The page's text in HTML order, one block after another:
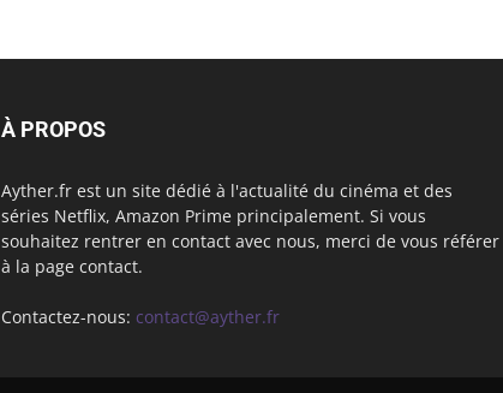
À PROPOS
Ayther.fr est un site dédié à l'actualité du cinéma et des
séries Netflix, Amazon Prime principalement. Si vous
souhaitez rentrer en contact avec nous, merci de vous référer
à la page contact.
Contactez-nous: contact@ayther.fr